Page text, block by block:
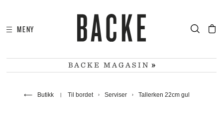
MENY
BACKE MAGASIN
⟵ Butikk Til bordet Serviser Tallerken 22cm gul